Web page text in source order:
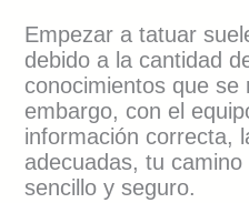
Empezar a tatuar
debido a la cantidad
conocimientos que se
embargo, con el
información correcta,
adecuadas, tu
sencillo y seguro.